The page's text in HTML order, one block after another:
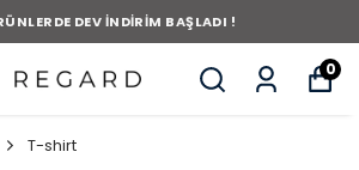
DEV İNDİRİM BAŞLADI !
0
T-shirt